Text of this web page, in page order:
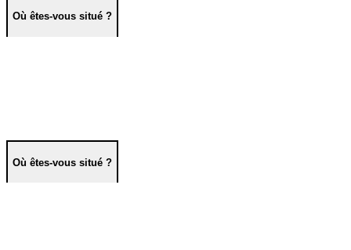
Où êtes-vous situé ?
Où êtes-vous situé ?